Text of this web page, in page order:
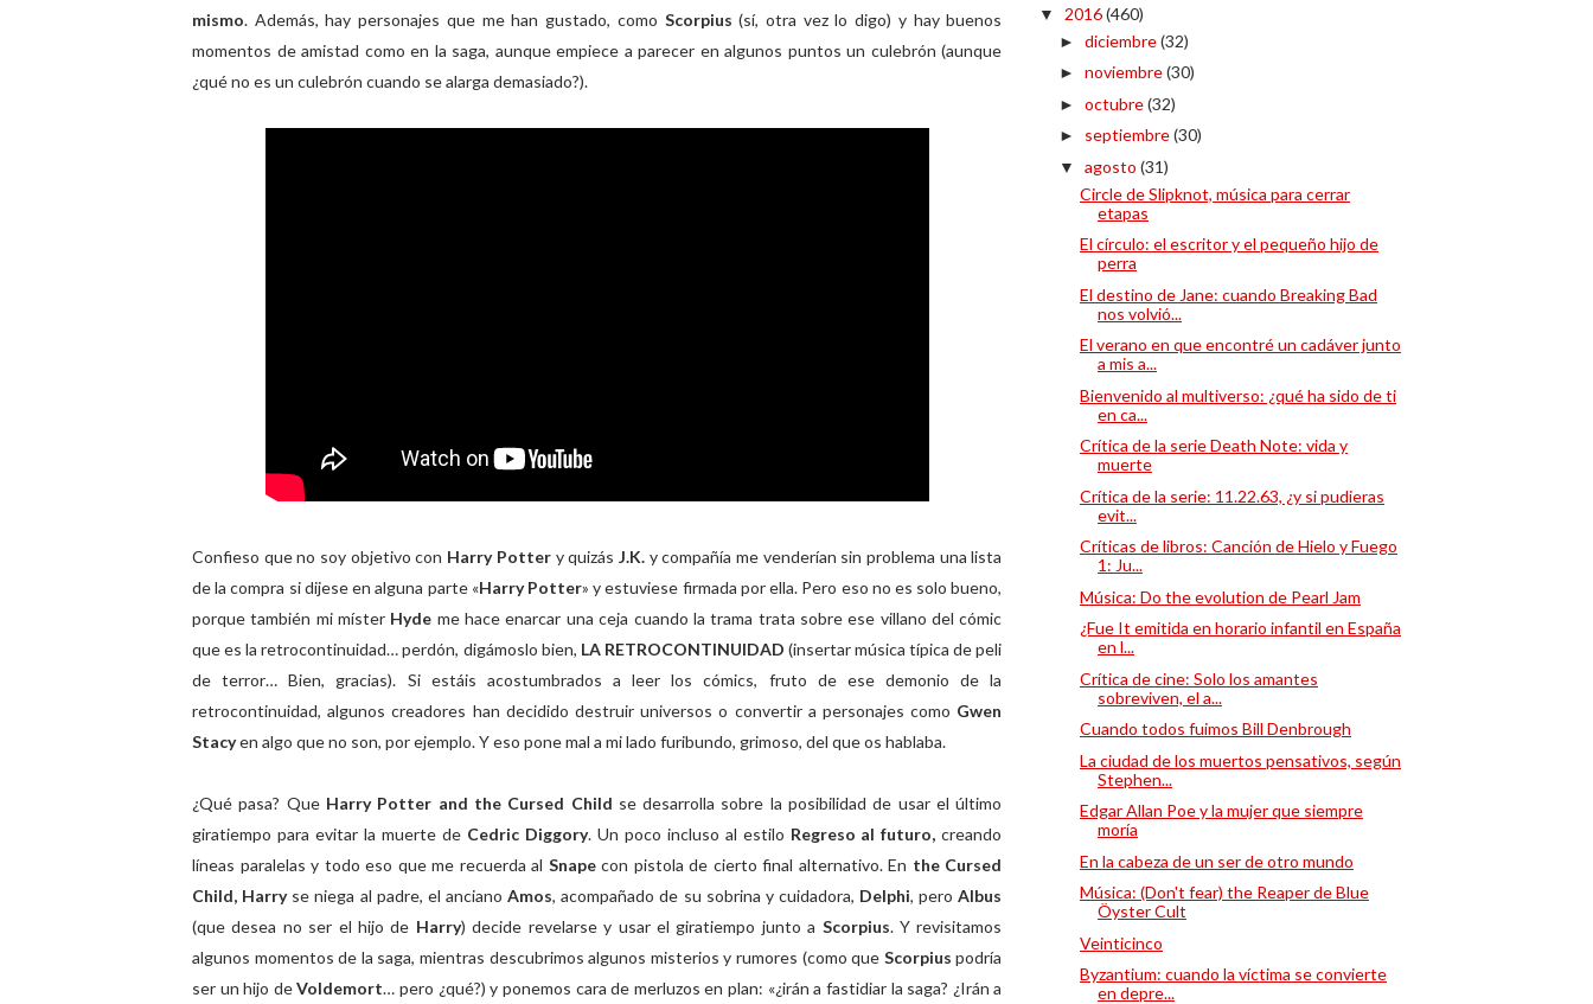
mismo. Además, hay personajes que me han gustado, como Scorpius (sí, otra vez lo digo) y hay buenos
momentos de amistad como en la saga, aunque empiece a parecer en algunos puntos un culebrón (aunque
¿qué no es un culebrón cuando se alarga demasiado?).
Confieso que no soy objetivo con Harry Pottery quizás J.K.y compañía me venderían sin problema una lista
de la compra si dijese en alguna parte «Harry Potter» y estuviese firmada por ella. Pero eso no es solo bueno,
porque también mi míster Hyde me hace enarcar una ceja cuando la trama trata sobre ese villano del cómic
que es la retrocontinuidad… perdón, digámoslo bien, LA RETROCONTINUIDAD (insertar música típica de peli
de terror… Bien, gracias). Si estáis acostumbrados a leer los cómics, fruto de ese demonio de la
retrocontinuidad, algunos creadores han decidido destruir universos o convertir a personajes como Gwen
Stacyen algo que no son, por ejemplo. Y eso pone mal a mi lado furibundo, grimoso, del que os hablaba.
¿Qué pasa? Que Harry Potter and the Cursed Child se desarrolla sobre la posibilidad de usar el último
giratiempo para evitar la muerte de Cedric Diggory. Un poco incluso al estilo Regreso al futuro, creando
líneas paralelas y todo eso que me recuerda al Snapecon pistola de cierto final alternativo. En the Cursed
Child, Harryse niega al padre, el ancianoAmos, acompañado de su sobrina y cuidadora, Delphi, peroAlbus
(que desea no ser el hijo de Harry) decide revelarse y usar el giratiempo junto a Scorpius. Y revisitamos
algunos momentos de la saga, mientras descubrimos algunos misterios y rumores (como que Scorpius podría
ser un hijo deVoldemort… pero ¿qué?) y ponemos cara de merluzos en plan: «¿irán a fastidiar la saga? ¿Irán a
▼ 2016(460)
► diciembre(32)
► noviembre(30)
► octubre(32)
► septiembre(30)
▼ agosto (31)
Circle de Slipknot, música para cerrar
etapas
El círculo: el escritor y el pequeño hijo de
perra
El destino de Jane: cuando Breaking Bad
nos volvió...
El verano en que encontré un cadáver junto
a mis a...
Bienvenido al multiverso: ¿qué ha sido de ti
en ca...
Crítica de la serie Death Note: vida y
muerte
Crítica de la serie: 11.22.63, ¿y si pudieras
evit...
Críticas de libros: Canción de Hielo y Fuego
1: Ju...
Música: Do the evolution de Pearl Jam
¿Fue It emitida en horario infantil en España
en l...
Crítica de cine: Solo los amantes
sobreviven, el a...
Cuando todos fuimos Bill Denbrough
La ciudad de los muertos pensativos, según
Stephen...
Edgar Allan Poe y la mujer que siempre
moría
En la cabeza de un ser de otro mundo
Música: (Don't fear) the Reaper de Blue
Öyster Cult
Veinticinco
Byzantium: cuando la víctima se convierte
en depre...